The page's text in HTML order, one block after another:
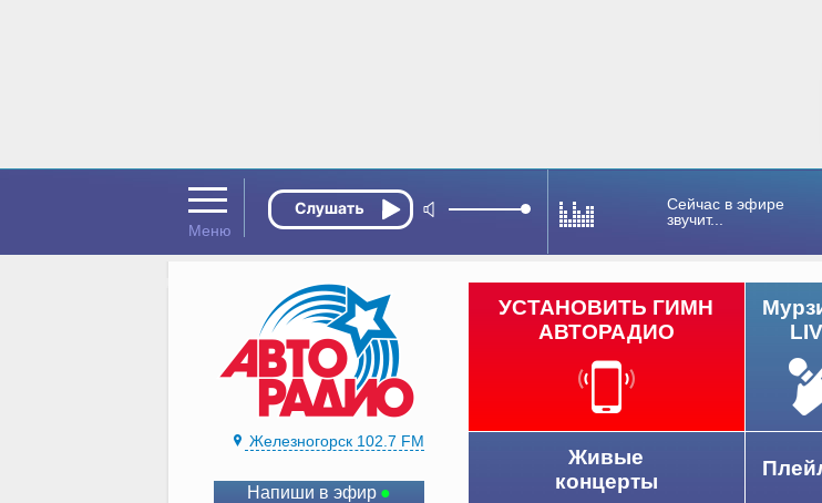
Сейчас в эфире
звучит...
Железногорск 102.7 FM
Напиши в эфир
УСТАНОВИТЬ ГИМН
АВТОРАДИО
Живые
концерты